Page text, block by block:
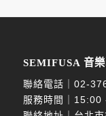
SEMIFUSA 音
聯絡電話｜ 02-
服務時間｜